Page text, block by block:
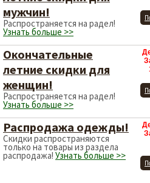
мужчин!
Распространяется на радел!
Узнать больше >>
Окончательные
летние скидки для
женщин!
Распространяется на радел!
Узнать больше >>
Распродажа одежды!
Скидки распространяются
только на товары из раздела
распродажа! Узнать больше >>